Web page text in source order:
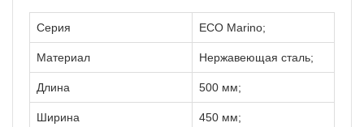
Серия ECO Marino;
Материал Нержавеющая сталь;
Длина 500 мм;
Ширина 450 мм;